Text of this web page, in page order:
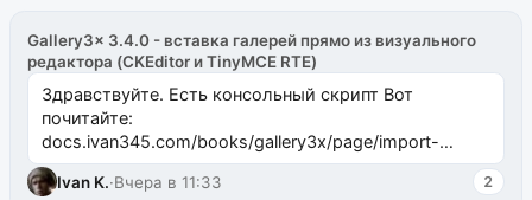
Gallery3x 3.4.0 - вставка галерей прямо из визуального
редактора (CKEditor и TinyMCE RTE)
Здравствуйте. Есть консольный скрипт Вот
почитайте:
docs.ivan345.com/books/gallery3x/page/import-
ms2galleryphp
Ivan K.·Вчера в 11:33 2